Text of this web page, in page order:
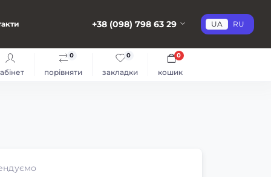
+38 (098) 798 63 29 UA RU
порівняти
0
закладки
0
кошик
0